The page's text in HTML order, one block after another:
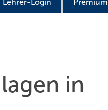
Lehrer-Login Premium
in